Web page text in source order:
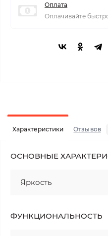
Оплата
Оплачивайте
Характеристики Отзывов
ОСНОВНЫЕ
Яркость
ФУНКЦИОНАЛЬНОСТЬ